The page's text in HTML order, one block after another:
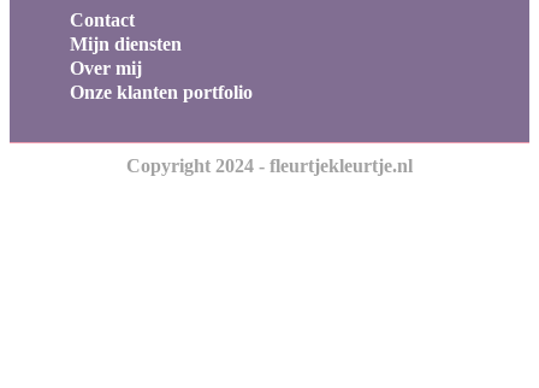
Contact
Mijn diensten
Over mij
Onze klanten portfolio
Copyright 2024 - fleurtjekleurtje.nl